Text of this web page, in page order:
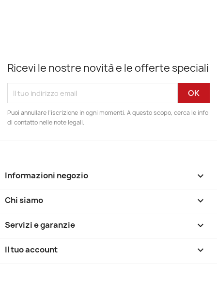
Ricevi le nostre novità e le offerte speciali
Puoi annullare l'iscrizione in ogni momenti. A questo scopo, cerca le info
di contatto nelle note legali.
Informazioni negozio keyboard_arrow_down
Chi siamo 
Servizi e garanzie 
Il tuo account 